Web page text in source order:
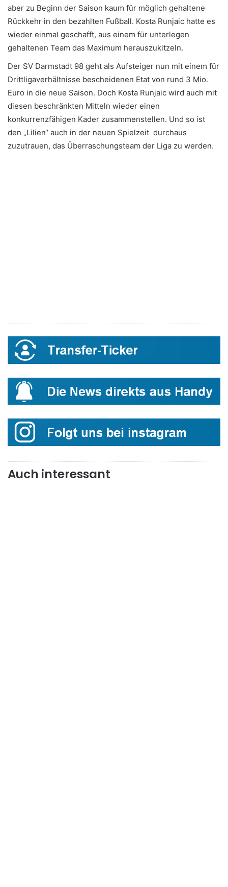
aber zu Beginn der Saison kaum für möglich gehaltene
Rückkehr in den bezahlten Fußball. Kosta Runjaic hatte es
wieder einmal geschafft, aus einem für unterlegen
gehaltenen Team das Maximum herauszukitzeln.
Der SV Darmstadt 98 geht als Aufsteiger nun mit einem für
Drittligaverhältnisse bescheidenen Etat von rund 3 Mio.
Euro in die neue Saison. Doch Kosta Runjaic wird auch mit
diesen beschränkten Mitteln wieder einen
konkurrenzfähigen Kader zusammenstellen. Und so ist
den „Lilien“ auch in der neuen Spielzeit durchaus
zuzutrauen, das Überraschungsteam der Liga zu werden.
Auch interessant